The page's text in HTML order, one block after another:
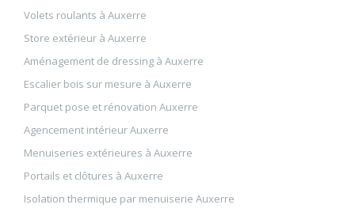
Volets roulants à Auxerre
Store extérieur à Auxerre
Aménagement de dressing à Auxerre
Escalier bois sur mesure à Auxerre
Parquet pose et rénovation Auxerre
Agencement intérieur Auxerre
Menuiseries extérieures à Auxerre
Portails et clôtures à Auxerre
Isolation thermique par menuiserie Auxerre